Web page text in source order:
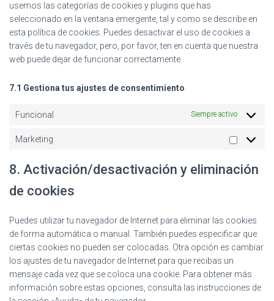
usemos las categorías de cookies y plugins que has
seleccionado en la ventana emergente, tal y como se describe en
esta política de cookies. Puedes desactivar el uso de cookies a
través de tu navegador, pero, por favor, ten en cuenta que nuestra
web puede dejar de funcionar correctamente.
7.1 Gestiona tus ajustes de consentimiento
Funcional Siempre activo
Marketing
8. Activación/desactivación y eliminación
de cookies
Puedes utilizar tu navegador de Internet para eliminar las cookies
de forma automática o manual. También puedes especificar que
ciertas cookies no pueden ser colocadas. Otra opción es cambiar
los ajustes de tu navegador de Internet para que recibas un
mensaje cada vez que se coloca una cookie. Para obtener más
información sobre estas opciones, consulta las instrucciones de